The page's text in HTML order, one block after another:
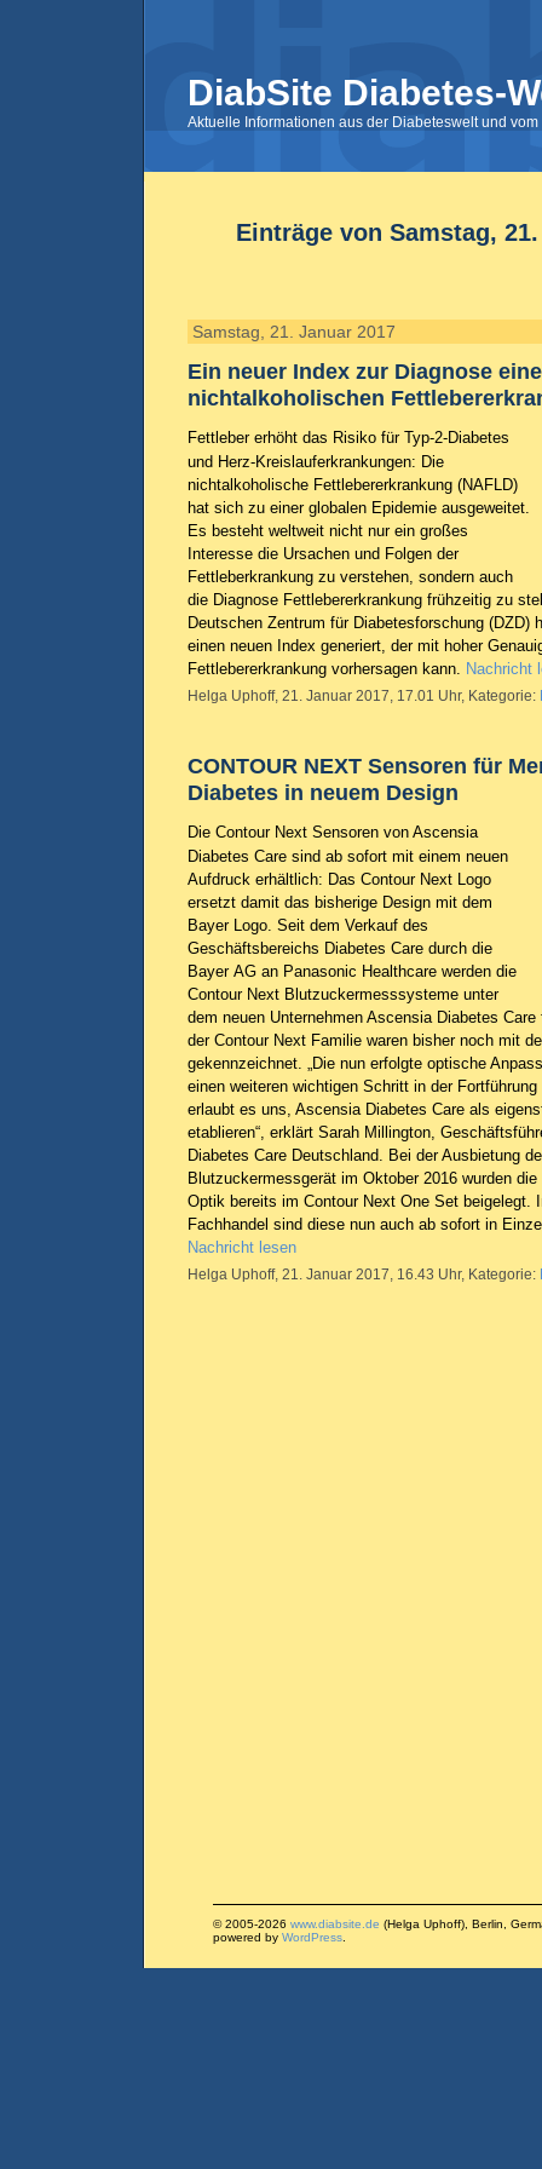
DiabSite Diabetes-
Aktuelle Informationen aus der Diabeteswelt und
Einträge von Samstag,
Samstag, 21. Januar 2017
Ein neuer Index zur Diagnose
nichtalkoholischen
Fettleber erhöht das Risiko für Typ-2-Diabetes
und Herz-Kreislauferkrankungen: Die
nichtalkoholische Fettlebererkrankung (NAFLD)
hat sich zu einer globalen Epidemie ausgeweitet.
Es besteht weltweit nicht nur ein großes
Interesse die Ursachen und Folgen der
Fettleberkrankung zu verstehen, sondern auch
die Diagnose Fettlebererkrankung frühzeitig zu
Deutschen Zentrum für Diabetesforschung (DZD)
einen neuen Index generiert, der mit hoher
Fettlebererkrankung vorhersagen kann. Nachricht
Helga Uphoff, 21. Januar 2017, 17.01 Uhr, Kategorie:
CONTOUR NEXT Sensoren für
Diabetes in neuem Design
Die Contour Next Sensoren von Ascensia
Diabetes Care sind ab sofort mit einem neuen
Aufdruck erhältlich: Das Contour Next Logo
ersetzt damit das bisherige Design mit dem
Bayer Logo. Seit dem Verkauf des
Geschäftsbereichs Diabetes Care durch die
Bayer AG an Panasonic Healthcare werden die
Contour Next Blutzuckermesssysteme unter
dem neuen Unternehmen Ascensia Diabetes
der Contour Next Familie waren bisher noch mit
gekennzeichnet. „Die nun erfolgte optische
einen weiteren wichtigen Schritt in der
erlaubt es uns, Ascensia Diabetes Care als
etablieren“, erklärt Sarah Millington,
Diabetes Care Deutschland. Bei der Ausbietung
Blutzuckermessgerät im Oktober 2016 wurden
Optik bereits im Contour Next One Set beigelegt.
Fachhandel sind diese nun auch ab sofort in
Nachricht lesen
Helga Uphoff, 21. Januar 2017, 16.43 Uhr, Kategorie:
© 2005-2026 www.diabsite.de (Helga Uphoff), Berlin,
powered by WordPress.